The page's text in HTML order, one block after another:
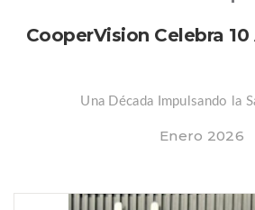
CooperVision Celebra
Una Década Impulsando la
Enero 2026